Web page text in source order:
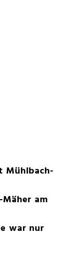
Mühlbach-
am
war nur